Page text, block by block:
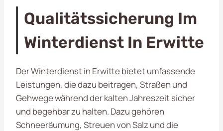
Qualitätssicherung Im
Winterdienst In Erwitte
Der Winterdienst in Erwitte bietet umfassende
Leistungen, die dazu beitragen, Straßen und
Gehwege während der kalten Jahreszeit sicher
und begehbar zu halten. Dazu gehören
Schneeräumung, Streuen von Salz und die